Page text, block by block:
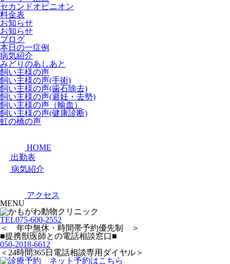
セカンドオピニオン
料金表
お知らせ
お知らせ
ブログ
本日の一症例
病気紹介
みどりのあしあと
飼い主様の声
飼い主様の声(手術)
飼い主様の声(歯石除去)
飼い主様の声(避妊・去勢)
飼い主様の声（輸血）
飼い主様の声(健康診断)
虹の橋の声
HOME
出勤表
病気紹介
アクセス
MENU
TEL075-600-2552
＜ 年中無休・時間帯予約優先制 ＞
■提携獣医師との電話相談窓口■
050-2018-6612
＜24時間365日電話相談専用ダイヤル＞